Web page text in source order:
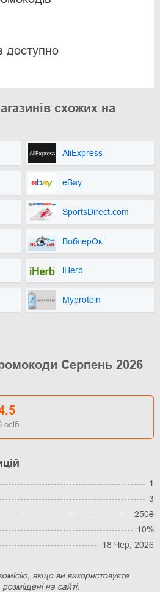
доступно
схожих на
AliExpress
eBay
SportsDirect.com
ВоблерОк
iHerb
Myprotein
Серпень 2026
осіб
1
3
250₴
10%
18 Чер, 2026
якщо ви використовуєте
на сайті.